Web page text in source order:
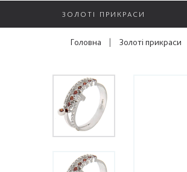
ЗОЛОТІ ПРИКРАСИ
Головна | Золоті прикраси